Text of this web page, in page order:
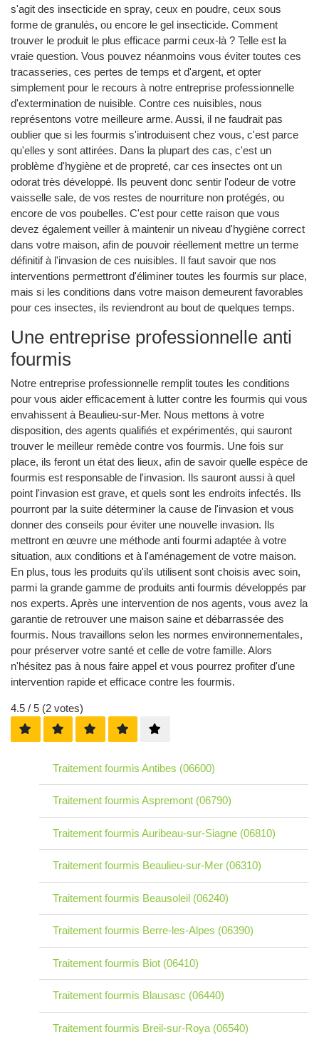
s'agit des insecticide en spray, ceux en poudre, ceux sous
forme de granulés, ou encore le gel insecticide. Comment
trouver le produit le plus efficace parmi ceux-là ? Telle est la
vraie question. Vous pouvez néanmoins vous éviter toutes ces
tracasseries, ces pertes de temps et d'argent, et opter
simplement pour le recours à notre entreprise professionnelle
d'extermination de nuisible. Contre ces nuisibles, nous
représentons votre meilleure arme. Aussi, il ne faudrait pas
oublier que si les fourmis s'introduisent chez vous, c'est parce
qu'elles y sont attirées. Dans la plupart des cas, c'est un
problème d'hygiène et de propreté, car ces insectes ont un
odorat très développé. Ils peuvent donc sentir l'odeur de votre
vaisselle sale, de vos restes de nourriture non protégés, ou
encore de vos poubelles. C'est pour cette raison que vous
devez également veiller à maintenir un niveau d'hygiène correct
dans votre maison, afin de pouvoir réellement mettre un terme
définitif à l'invasion de ces nuisibles. Il faut savoir que nos
interventions permettront d'éliminer toutes les fourmis sur place,
mais si les conditions dans votre maison demeurent favorables
pour ces insectes, ils reviendront au bout de quelques temps.
Une entreprise professionnelle anti
fourmis
Notre entreprise professionnelle remplit toutes les conditions
pour vous aider efficacement à lutter contre les fourmis qui vous
envahissent à Beaulieu-sur-Mer. Nous mettons à votre
disposition, des agents qualifiés et expérimentés, qui sauront
trouver le meilleur remède contre vos fourmis. Une fois sur
place, ils feront un état des lieux, afin de savoir quelle espèce de
fourmis est responsable de l'invasion. Ils sauront aussi à quel
point l'invasion est grave, et quels sont les endroits infectés. Ils
pourront par la suite déterminer la cause de l'invasion et vous
donner des conseils pour éviter une nouvelle invasion. Ils
mettront en œuvre une méthode anti fourmi adaptée à votre
situation, aux conditions et à l'aménagement de votre maison.
En plus, tous les produits qu'ils utilisent sont choisis avec soin,
parmi la grande gamme de produits anti fourmis développés par
nos experts. Après une intervention de nos agents, vous avez la
garantie de retrouver une maison saine et débarrassée des
fourmis. Nous travaillons selon les normes environnementales,
pour préserver votre santé et celle de votre famille. Alors
n'hésitez pas à nous faire appel et vous pourrez profiter d'une
intervention rapide et efficace contre les fourmis.
4.5 / 5 (2 votes)
Traitement fourmis Antibes (06600)
Traitement fourmis Aspremont (06790)
Traitement fourmis Auribeau-sur-Siagne (06810)
Traitement fourmis Beaulieu-sur-Mer (06310)
Traitement fourmis Beausoleil (06240)
Traitement fourmis Berre-les-Alpes (06390)
Traitement fourmis Biot (06410)
Traitement fourmis Blausasc (06440)
Traitement fourmis Breil-sur-Roya (06540)